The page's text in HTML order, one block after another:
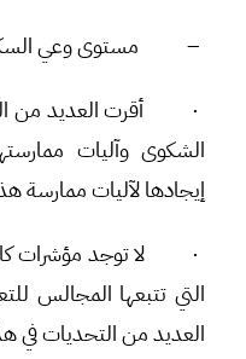
– مستوى وعي
·أقرت العديد من
الشكوى وآليات
إيجادها لآليات ممارسة
·لا توجد مؤشرات
التي تتبعها المجالس
العديد من التحديات في